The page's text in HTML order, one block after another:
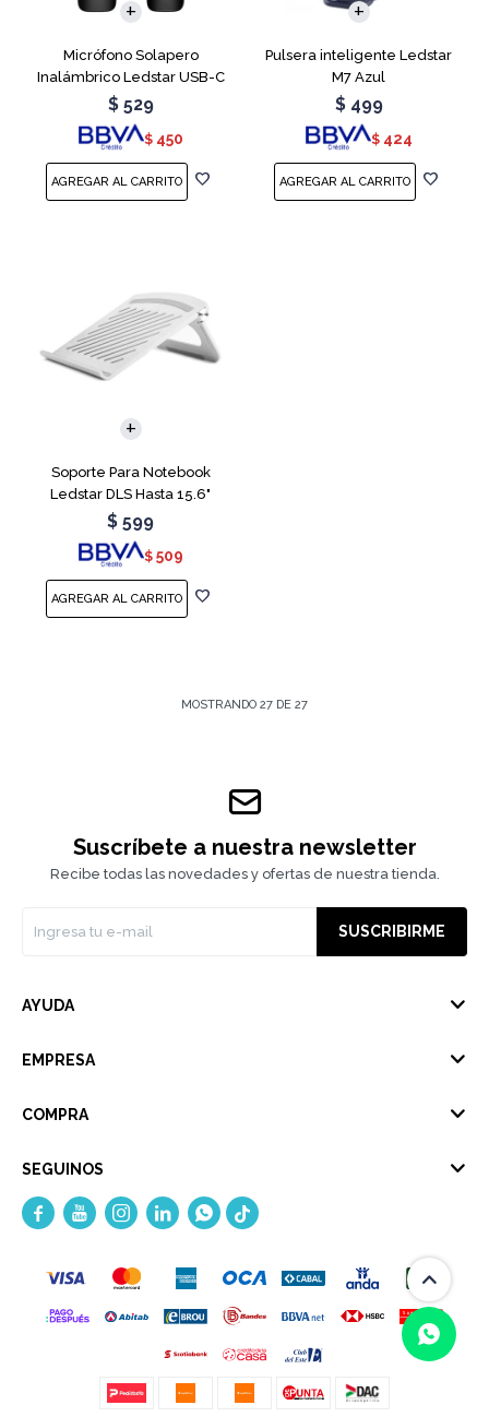
Micrófono Solapero
Inalámbrico Ledstar USB-C
$ 529
$ 450
Pulsera inteligente Ledstar
M7 Azul
$ 499
$ 424
Soporte Para Notebook
Ledstar DLS Hasta 15.6"
$ 599
$ 509
MOSTRANDO 27 DE 27
Suscríbete a nuestra newsletter
Recibe todas las novedades y ofertas de nuestra tienda.
SUSCRIBIRME
AYUDA
EMPRESA
COMPRA
SEGUINOS
    